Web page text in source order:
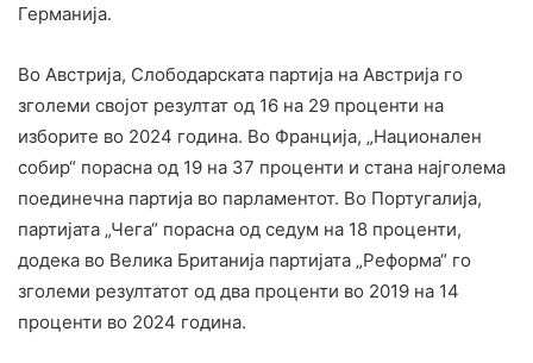
Германија.
Во Австрија, Слободарската партија на Австрија го
зголеми својот резултат од 16 на 29 проценти на
изборите во 2024 година. Во Франција, „Национален
собир“ порасна од 19 на 37 проценти и стана најголема
поединечна партија во парламентот. Во Португалија,
партијата „Чега“ порасна од седум на 18 проценти,
додека во Велика Британија партијата „Реформа“ го
зголеми резултатот од два проценти во 2019 на 14
проценти во 2024 година.